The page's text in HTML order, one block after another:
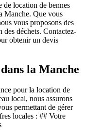
location de bennes
Manche. Que vous
vous proposons des
des déchets. Contactez-
obtenir un devis
la Manche
pour la location de
local, nous assurons
permettant de gérer
locales : ## Votre